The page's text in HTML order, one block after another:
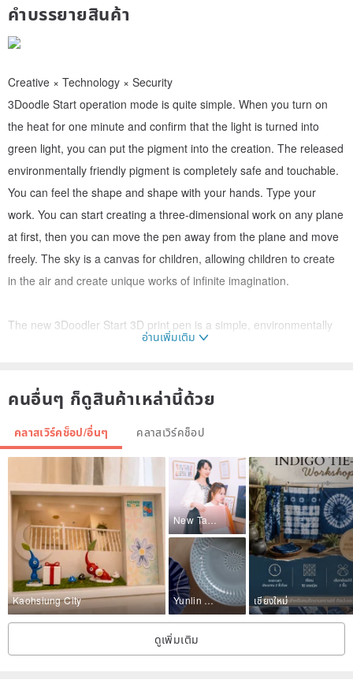
คำบรรยายสินค้า
Creative × Technology × Security
3Doodle Start operation mode is quite simple. When you turn on
the heat for one minute and confirm that the light is turned into
green light, you can put the pigment into the creation. The released
environmentally friendly pigment is completely safe and touchable.
You can feel the shape and shape with your hands. Type your
work. You can start creating a three-dimensional work on any plane
at first, then you can move the pen away from the plane and move
freely. The sky is a canvas for children, allowing children to create
in the air and create unique works of infinite imagination.
The new 3Doodler Start 3D print pen is a simple, environmentally
older, without any high temperature, non-toxic and absolutely safe.
Camp Name: 3D Print Pen – Study Course
Camp Description: Use 3D printing pen to practice, train hand skills
and creativity, develop unlimited artistic potential, build children's
self-confidence and concentration.
Enrollment target: Elementary school (6~12 years old)
Venue: 5th Floor, No. 3, No. 86, Yiwen 1st Street, Taoyuan District,
อ่านเพิ่มเติม
คนอื่นๆ ก็ดูสินค้าเหล่านี้ด้วย
คลาสเวิร์คช็อป/อื่นๆ คลาสเวิร์คช็อป
Kaohsiung City
New Taipei City
Yunlin County เชียงใหม่
ดูเพิ่มเติม